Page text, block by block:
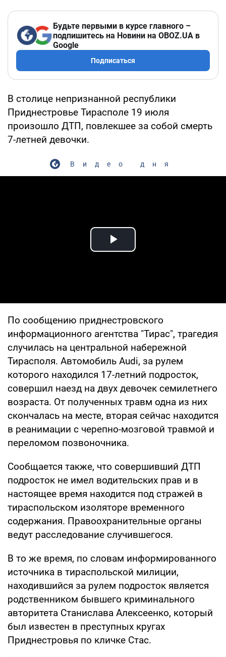
Будьте первыми в курсе главного –
подпишитесь на Новини на OBOZ.UA в
Google
Подписаться
В столице непризнанной республики
Приднестровье Тирасполе 19 июля
произошло ДТП, повлекшее за собой смерть
7-летней девочки.
Видео дня
Play Video
По сообщению приднестровского
информационного агентства "Тирас", трагедия
случилась на центральной набережной
Тирасполя. Автомобиль Audi, за рулем
которого находился 17-летний подросток,
совершил наезд на двух девочек семилетнего
возраста. От полученных травм одна из них
скончалась на месте, вторая сейчас находится
в реанимации с черепно-мозговой травмой и
переломом позвоночника.
Сообщается также, что совершивший ДТП
подросток не имел водительских прав и в
настоящее время находится под стражей в
тираспольском изоляторе временного
содержания. Правоохранительные органы
ведут расследование случившегося.
В то же время, по словам информированного
источника в тираспольской милиции,
находившийся за рулем подросток является
родственником бывшего криминального
авторитета Станислава Алексеенко, который
был известен в преступных кругах
Приднестровья по кличке Стас.